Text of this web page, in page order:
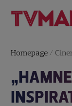
Homepage /